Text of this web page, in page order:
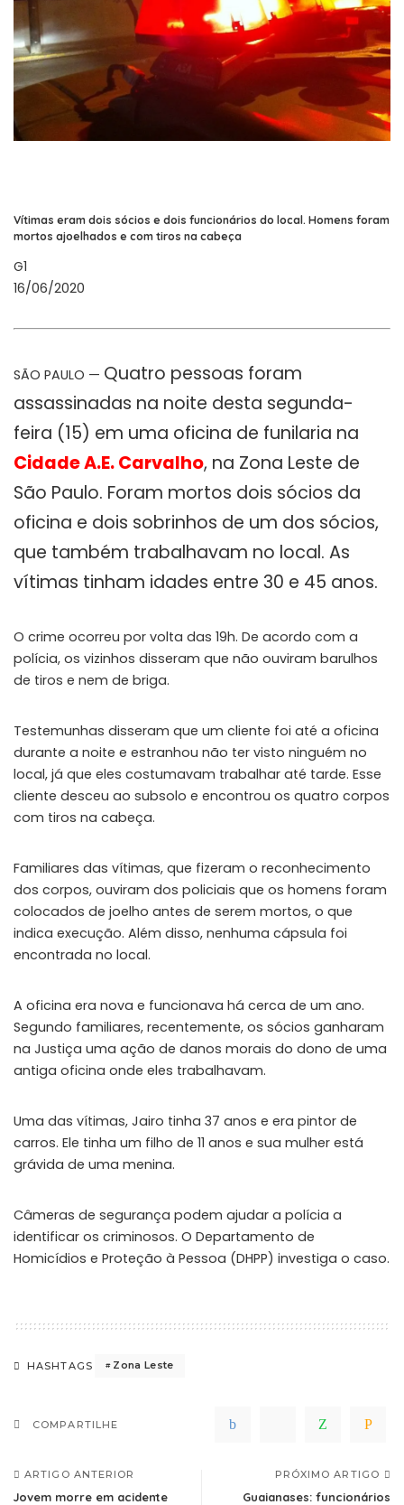
Vítimas eram dois sócios e dois funcionários do local. Homens foram
mortos ajoelhados e com tiros na cabeça
G1
16/06/2020
SÃO PAULO — Quatro pessoas foram
assassinadas na noite desta segunda-
feira (15) em uma oficina de funilaria na
Cidade A.E. Carvalho, na Zona Leste de
São Paulo. Foram mortos dois sócios da
oficina e dois sobrinhos de um dos sócios,
que também trabalhavam no local. As
vítimas tinham idades entre 30 e 45 anos.
O crime ocorreu por volta das 19h. De acordo com a
polícia, os vizinhos disseram que não ouviram barulhos
de tiros e nem de briga.
Testemunhas disseram que um cliente foi até a oficina
durante a noite e estranhou não ter visto ninguém no
local, já que eles costumavam trabalhar até tarde. Esse
cliente desceu ao subsolo e encontrou os quatro corpos
com tiros na cabeça.
Familiares das vítimas, que fizeram o reconhecimento
dos corpos, ouviram dos policiais que os homens foram
colocados de joelho antes de serem mortos, o que
indica execução. Além disso, nenhuma cápsula foi
encontrada no local.
A oficina era nova e funcionava há cerca de um ano.
Segundo familiares, recentemente, os sócios ganharam
na Justiça uma ação de danos morais do dono de uma
antiga oficina onde eles trabalhavam.
Uma das vítimas, Jairo tinha 37 anos e era pintor de
carros. Ele tinha um filho de 11 anos e sua mulher está
grávida de uma menina.
Câmeras de segurança podem ajudar a polícia a
identificar os criminosos. O Departamento de
Homicídios e Proteção à Pessoa (DHPP) investiga o caso.
HASHTAGS Zona Leste
COMPARTILHE
ARTIGO ANTERIOR
Jovem morre em acidente
PRÓXIMO ARTIGO
Guaianases: funcionários